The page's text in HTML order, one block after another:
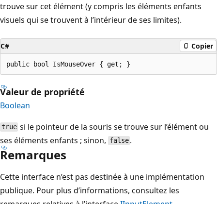
trouve sur cet élément (y compris les éléments enfants
visuels qui se trouvent à l’intérieur de ses limites).
C# Copier
public bool IsMouseOver { get; }
Valeur de propriété
Boolean
true si le pointeur de la souris se trouve sur l’élément ou
ses éléments enfants ; sinon, false .
Remarques
Cette interface n’est pas destinée à une implémentation
publique. Pour plus d’informations, consultez les